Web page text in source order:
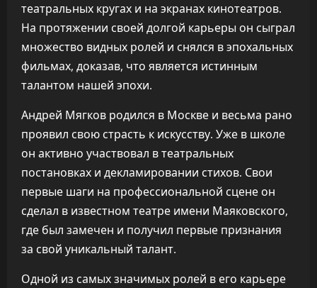
театральных кругах и на экранах кинотеатров.
На протяжении своей долгой карьеры он сыграл
множество видных ролей и снялся в эпохальных
фильмах, доказав, что является истинным
талантом нашей эпохи.
Андрей Мягков родился в Москве и весьма рано
проявил свою страсть к искусству. Уже в школе
он активно участвовал в театральных
постановках и декламировании стихов. Свои
первые шаги на профессиональной сцене он
сделал в известном театре имени Маяковского,
где был замечен и получил первые признания
за свой уникальный талант.
Одной из самых значимых ролей в его карьере